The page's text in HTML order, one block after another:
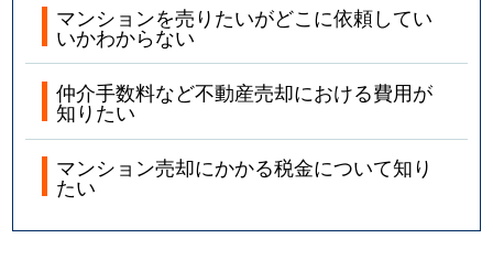
マンションを売りたいがどこに依頼してい
いかわからない
仲介手数料など不動産売却における費用が
知りたい
マンション売却にかかる税金について知り
たい